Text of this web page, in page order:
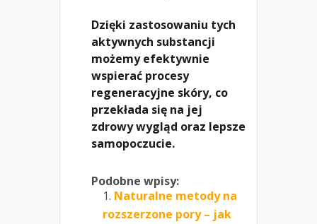
Dzięki zastosowaniu tych
aktywnych substancji
możemy efektywnie
wspierać procesy
regeneracyjne skóry, co
przekłada się na jej
zdrowy wygląd oraz lepsze
samopoczucie.
Podobne wpisy:
Naturalne metody na
rozszerzone pory – jak